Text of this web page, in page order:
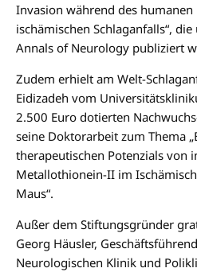
Invasion während des humanen
ischämischen Schlaganfalls“,
Annals of Neurology publiziert
Zudem erhielt am Welt-
Eidizadeh vom
2.500 Euro dotierten
seine Doktorarbeit zum Thema
therapeutischen Potenzials von
Metallothionein-II im
Maus“.
Außer dem Stiftungsgründer
Georg Häusler,
Neurologischen Klinik und